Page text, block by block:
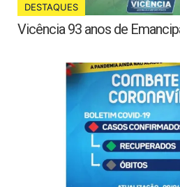
DESTAQUES
Vicência 93 anos de